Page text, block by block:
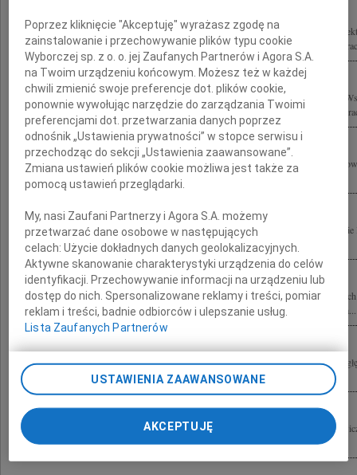
Z głębokim żalem przyjęliśmy wiadomość o tragicznej śmierci Prof. dr. hab.
Rodzinie i Współpracownikom wyrazy szczerego współczucia składają Zarząd i
Z głębokim żalem i smutkiem żegnamy profesora Stefana Kuryłowicza oraz Jego
Syropolskiego składamy wyrazy współczucia Rodzinie, Najbliższym oraz
Wyrazy głębokiego współczucia Ewie i Rodzinie z powodu śmierci Stefana
Wstrząśnięci tragiczną śmiercią Stefana - Funia składamy wyrazy współczucia
Andrzej Bulanda i Włodzimierz Mucha wraz z zespołem
Z głębokim smutkiem przyjęliśmy wiadomość o tragicznej śmierci prof. dr. hab.
projektu Hotelu Courtyard by Marriott w Warszawie przy Lotnisku im. F.
Z żalem przyjęliśmy informację o śmierci Stefana Kuryłowicza Składamy wyrazy
Kuryłowicz Grzegorz Piątek i Jarosław Trybuś, Wanda i Tadeusz Piątkowie
Z wielkim smutkiem przyjęliśmy wiadomość o śmierci profesora Stefana
nie tylko jako wybitny architekt, lecz także jako pedagog studenci WAPW
Poprzez kliknięcie "Akceptuję" wyrażasz zgodę na
zainstalowanie i przechowywanie plików typu cookie
Wyborczej sp. z o. o. jej Zaufanych Partnerów i Agora S.A.
na Twoim urządzeniu końcowym. Możesz też w każdej
chwili zmienić swoje preferencje dot. plików cookie,
ponownie wywołując narzędzie do zarządzania Twoimi
preferencjami dot. przetwarzania danych poprzez
odnośnik „Ustawienia prywatności” w stopce serwisu i
przechodząc do sekcji „Ustawienia zaawansowane”.
Zmiana ustawień plików cookie możliwa jest także za
pomocą ustawień przeglądarki.
My, nasi Zaufani Partnerzy i Agora S.A. możemy
przetwarzać dane osobowe w następujących
celach:Użycie dokładnych danych geolokalizacyjnych.
Aktywne skanowanie charakterystyki urządzenia do celów
identyfikacji. Przechowywanie informacji na urządzeniu lub
dostęp do nich. Spersonalizowane reklamy i treści, pomiar
reklam i treści, badnie odbiorców i ulepszanie usług.
Lista Zaufanych Partnerów
USTAWIENIA ZAAWANSOWANE
AKCEPTUJĘ